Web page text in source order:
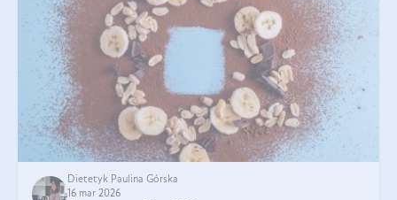
Dietetyk Paulina Górska
16 mar 2026